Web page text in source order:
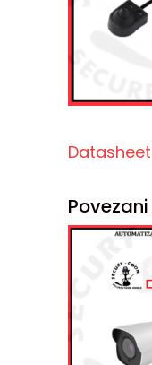
Datasheet